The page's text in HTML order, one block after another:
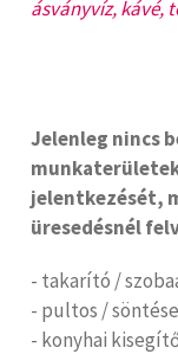
ásványvíz, kávé,
Jelenleg nincs
jelentkezését,
üresedésnél
- takarító /
- pultos /
- konyhai